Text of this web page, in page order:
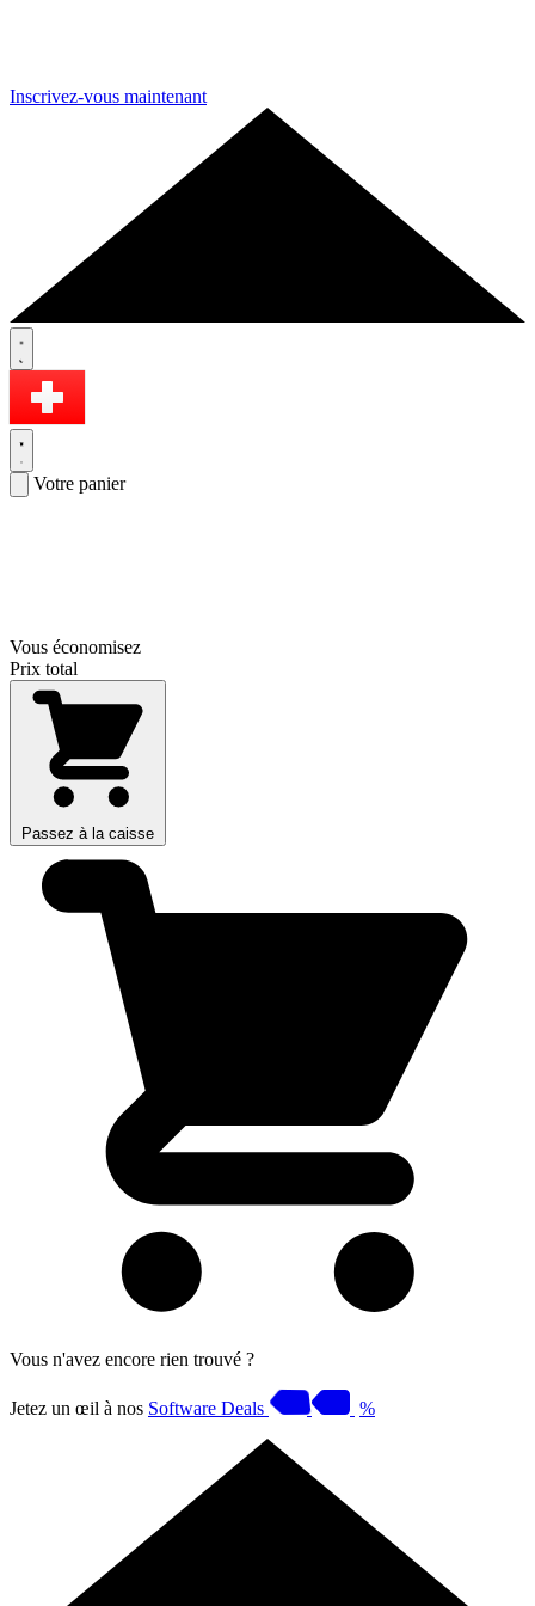
Inscrivez-vous maintenant
Votre panier
Vous économisez
Prix total
Passez à la caisse
Vous n'avez encore rien trouvé ?
Jetez un œil à nos Software Deals %